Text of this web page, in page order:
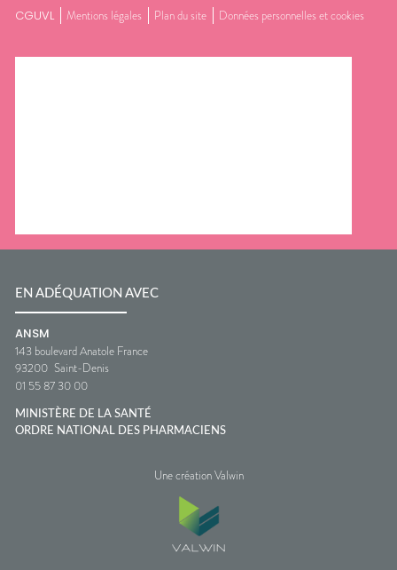
CGUVL Mentions légales Plan du site Données personnelles et cookies
EN ADÉQUATION AVEC
ANSM
143 boulevard Anatole France
93200 Saint-Denis
01 55 87 30 00
MINISTÈRE DE LA SANTÉ
ORDRE NATIONAL DES PHARMACIENS
Une création Valwin